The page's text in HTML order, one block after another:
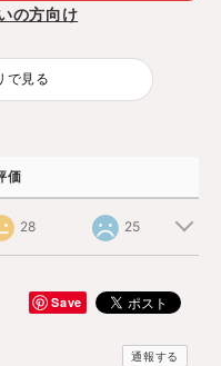
の方向け
で見る
価
28 25
Save
通報する